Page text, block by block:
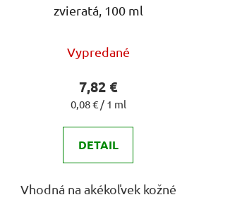
zvieratá, 100 ml
hodnotenie
produktu
je
4,9
z
5
hviezdičiek.
Vypredané
7,82 €
Jednotková
0,08 € / 1 ml
DETAIL
Vhodná na akékoľvek kožné